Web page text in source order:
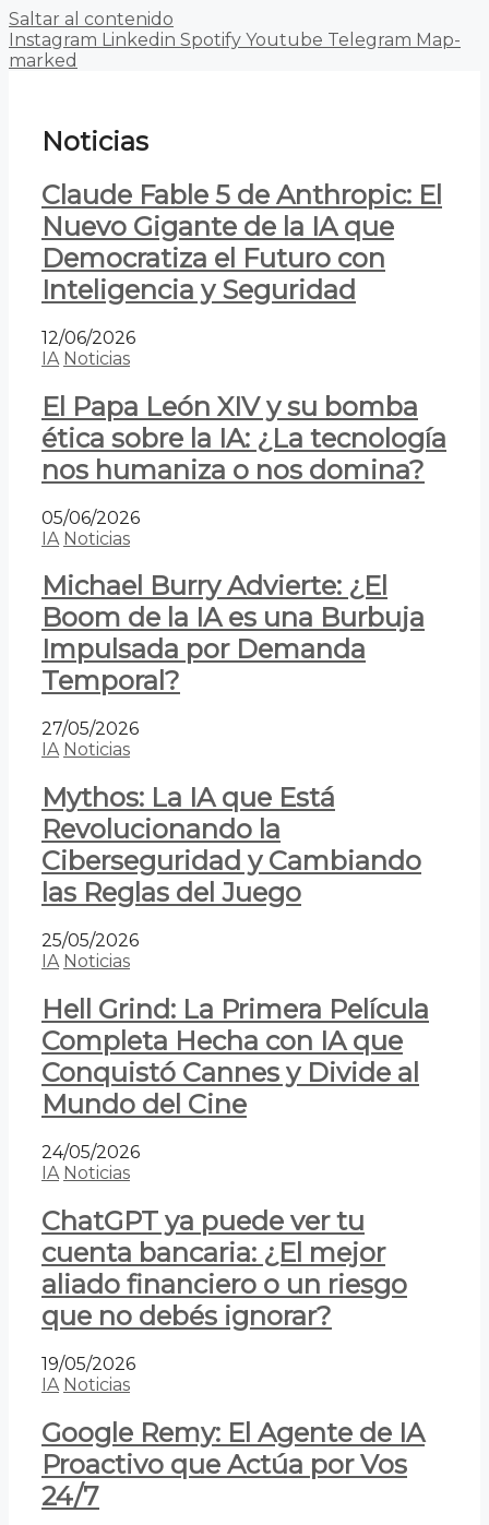
Saltar al contenido
Instagram Linkedin Spotify Youtube Telegram Map-
marked
Noticias
Claude Fable 5 de Anthropic: El
Nuevo Gigante de la IA que
Democratiza el Futuro con
Inteligencia y Seguridad
12/06/2026
IA Noticias
El Papa León XIV y su bomba
ética sobre la IA: ¿La tecnología
nos humaniza o nos domina?
05/06/2026
IA Noticias
Michael Burry Advierte: ¿El
Boom de la IA es una Burbuja
Impulsada por Demanda
Temporal?
27/05/2026
IA Noticias
Mythos: La IA que Está
Revolucionando la
Ciberseguridad y Cambiando
las Reglas del Juego
25/05/2026
IA Noticias
Hell Grind: La Primera Película
Completa Hecha con IA que
Conquistó Cannes y Divide al
Mundo del Cine
24/05/2026
IA Noticias
ChatGPT ya puede ver tu
cuenta bancaria: ¿El mejor
aliado financiero o un riesgo
que no debés ignorar?
19/05/2026
IA Noticias
Google Remy: El Agente de IA
Proactivo que Actúa por Vos
24/7